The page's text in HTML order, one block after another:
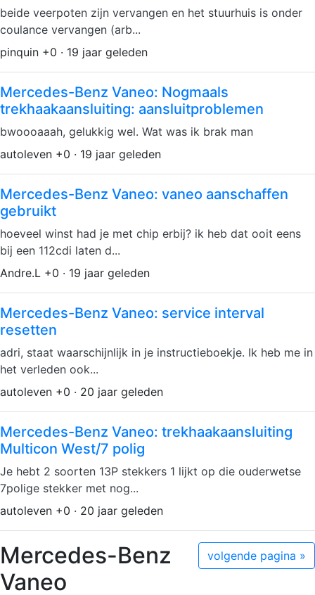
beide veerpoten zijn vervangen en het stuurhuis is onder
coulance vervangen (arb...
pinquin +0 · 19 jaar geleden
Mercedes-Benz Vaneo: Nogmaals
trekhaakaansluiting: aansluitproblemen
bwoooaaah, gelukkig wel. Wat was ik brak man
autoleven +0 · 19 jaar geleden
Mercedes-Benz Vaneo: vaneo aanschaffen
gebruikt
hoeveel winst had je met chip erbij? ik heb dat ooit eens
bij een 112cdi laten d...
Andre.L +0 · 19 jaar geleden
Mercedes-Benz Vaneo: service interval
resetten
adri, staat waarschijnlijk in je instructieboekje. Ik heb me in
het verleden ook...
autoleven +0 · 20 jaar geleden
Mercedes-Benz Vaneo: trekhaakaansluiting
Multicon West/7 polig
Je hebt 2 soorten 13P stekkers 1 lijkt op die ouderwetse
7polige stekker met nog...
autoleven +0 · 20 jaar geleden
volgende pagina »
Mercedes-Benz
Vaneo